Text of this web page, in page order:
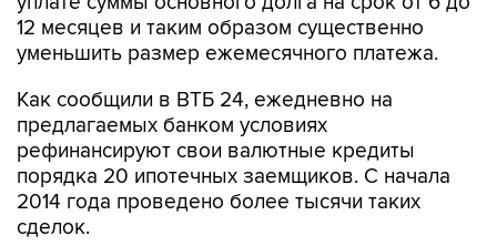
12 месяцев и таким образом существенно
уменьшить размер ежемесячного платежа.
Как сообщили в ВТБ 24, ежедневно на
предлагаемых банком условиях
рефинансируют свои валютные кредиты
порядка 20 ипотечных заемщиков. С начала
2014 года проведено более тысячи таких
сделок.